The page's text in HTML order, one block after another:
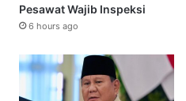
Pesawat Wajib Inspeksi
6 hours ago